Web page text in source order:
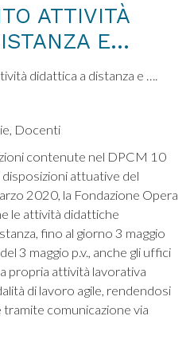
ATTIVITÀ
E…
didattica a distanza e ….
Docenti
contenute nel DPCM 10
attuative del
2020, la Fondazione Opera
le attività didattiche
fino al giorno 3 maggio
3 maggio p.v., anche gli uffici
propria attività lavorativa
di lavoro agile, rendendosi
comunicazione via